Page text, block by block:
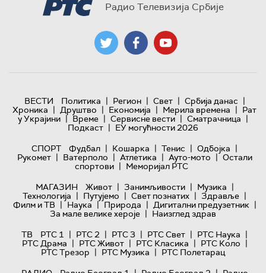
Радио Телевизија Србије
ВЕСТИ Политика | Регион | Свет | Србија данас |
Хроника | Друштво | Економија | Мерила времена | Рат
у Украјини | Време | Сервисне вести | Сматрачница |
Подкаст | ЕУ могућности 2026
СПОРТ
Фудбал | Кошарка | Тенис | Одбојка |
Рукомет | Ватерполо | Атлетика | Ауто-мото | Остали
спортови | Меморијал РТС
МАГАЗИН
Живот | Занимљивости | Музика |
Технологијa | Путујемо | Свет познатих | Здравље |
Филм и ТВ | Наука | Природа | Дигитални предузетник |
За мале велике хероје | Наизглед здрав
ТВ
РТС 1 | РТС 2 | РТС 3 | РТС Свет | РТС Наука |
РТС Драма | РТС Живот | РТС Класика | РТС Коло |
РТС Трезор | РТС Музика | РТС Полетарац